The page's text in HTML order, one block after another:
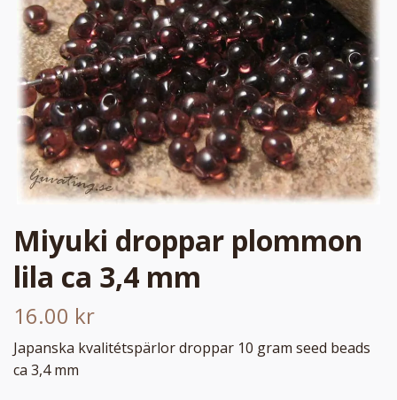
Miyuki droppar plommon
lila ca 3,4 mm
16.00 kr
Japanska kvalitétspärlor droppar 10 gram seed beads
ca 3,4 mm